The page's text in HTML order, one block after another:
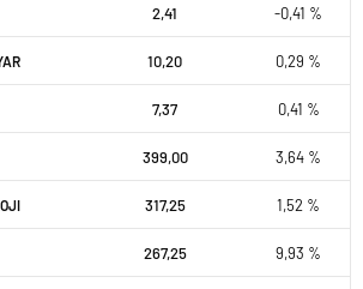
2,41 -0,41 %
10,20 0,29 %
7,37 0,41 %
399,00 3,64 %
317,25 1,52 %
267,25 9,93 %